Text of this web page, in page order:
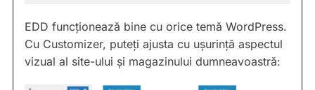
EDD funcționează bine cu orice temă WordPress.
Cu Customizer, puteți ajusta cu ușurință aspectul
vizual al site-ului și magazinului dumneavoastră: